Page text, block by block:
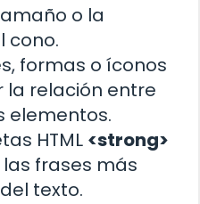
o la
cono.
formas o íconos
relación entre
elementos.
HTML <strong>
las frases más
texto.